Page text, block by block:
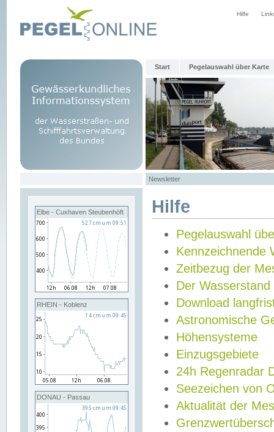
Hilfe
Start Pegelauswahl über Karte
Newsletter
Elbe - Cuxhaven Steubenhöft
RHEIN - Koblenz
DONAU - Passau
Hilfe
Pegelauswahl
Kennzeichnende
Zeitbezug der
Der Wasserstand
Download
Astronomische
Höhensysteme
Einzugsgebiete
24h Regenradar
Seezeichen von
Aktualität der